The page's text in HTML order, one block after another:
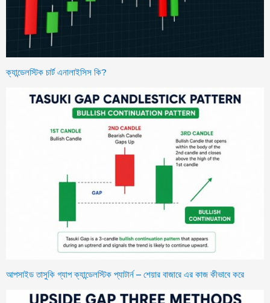
ক্যান্ডেলস্টিক চার্ট এনালাইসিস কি?
আপসাইড তাসুকি গ্যাপ ক্যান্ডেলস্টিক প্যাটার্ন – শেয়ার বাজারে এর কাজ কীভাবে করে